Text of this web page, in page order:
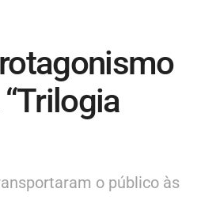
o público às